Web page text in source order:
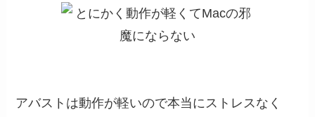
アバストは動作が軽いので本当にストレスなく